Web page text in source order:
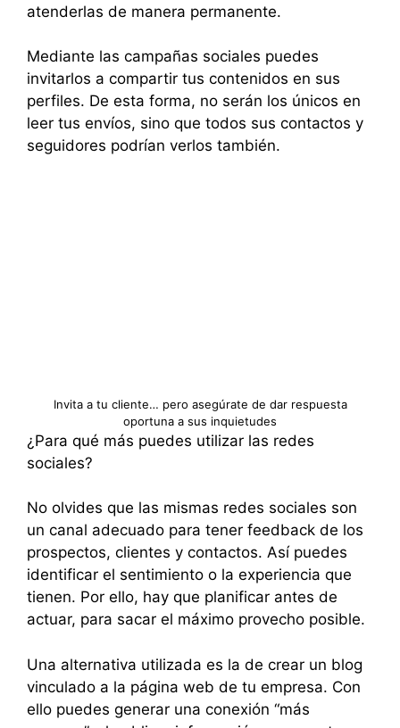
atenderlas de manera permanente.
Mediante las campañas sociales puedes
invitarlos a compartir tus contenidos en sus
perfiles. De esta forma, no serán los únicos en
leer tus envíos, sino que todos sus contactos y
seguidores podrían verlos también.
Invita a tu cliente… pero asegúrate de dar respuesta
oportuna a sus inquietudes
¿Para qué más puedes utilizar las redes
sociales?
No olvides que las mismas redes sociales son
un canal adecuado para tener feedback de los
prospectos, clientes y contactos. Así puedes
identificar el sentimiento o la experiencia que
tienen. Por ello, hay que planificar antes de
actuar, para sacar el máximo provecho posible.
Una alternativa utilizada es la de crear un blog
vinculado a la página web de tu empresa. Con
ello puedes generar una conexión “más